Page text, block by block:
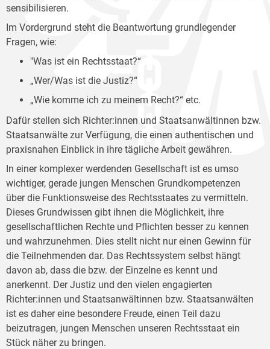
sensibilisieren.
Im Vordergrund steht die Beantwortung grundlegender
Fragen, wie:
"Was ist ein Rechtsstaat?“
„Wer/Was ist die Justiz?“
„Wie komme ich zu meinem Recht?“ etc.
Dafür stellen sich Richter:innen und Staatsanwältinnen bzw.
Staatsanwälte zur Verfügung, die einen authentischen und
praxisnahen Einblick in ihre tägliche Arbeit gewähren.
In einer komplexer werdenden Gesellschaft ist es umso
wichtiger, gerade jungen Menschen Grundkompetenzen
über die Funktionsweise des Rechtsstaates zu vermitteln.
Dieses Grundwissen gibt ihnen die Möglichkeit, ihre
gesellschaftlichen Rechte und Pflichten besser zu kennen
und wahrzunehmen. Dies stellt nicht nur einen Gewinn für
die Teilnehmenden dar. Das Rechtssystem selbst hängt
davon ab, dass die bzw. der Einzelne es kennt und
anerkennt. Der Justiz und den vielen engagierten
Richter:innen und Staatsanwältinnen bzw. Staatsanwälten
ist es daher eine besondere Freude, einen Teil dazu
beizutragen, jungen Menschen unseren Rechtsstaat ein
Stück näher zu bringen.